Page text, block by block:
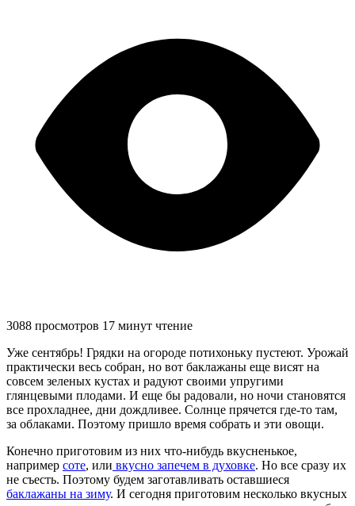
3088 просмотров 17 минут чтение
Уже сентябрь! Грядки на огороде потихоньку пустеют. Урожай
практически весь собран, но вот баклажаны еще висят на
совсем зеленых кустах и радуют своими упругими
глянцевыми плодами. И еще бы радовали, но ночи становятся
все прохладнее, дни дождливее. Солнце прячется где-то там,
за облаками. Поэтому пришло время собрать и эти овощи.
Конечно приготовим из них что-нибудь вкусненькое,
например соте, или вкусно запечем в духовке. Но все сразу их
не съесть. Поэтому будем заготавливать оставшиеся
баклажаны на зиму. И сегодня приготовим несколько вкусных